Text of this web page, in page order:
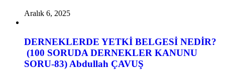
Aralık 6, 2025
DERNEKLERDE YETKİ BELGESİ NEDİR?
(100 SORUDA DERNEKLER KANUNU
SORU-83) Abdullah ÇAVUŞ